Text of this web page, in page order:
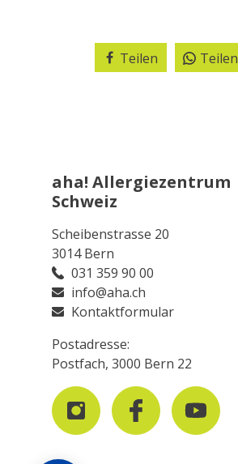
Teilen Teilen
aha! Allergiezentrum
Schweiz
Scheibenstrasse 20
3014 Bern
031 359 90 00
info@aha.ch
Kontaktformular
Postadresse:
Postfach, 3000 Bern 22